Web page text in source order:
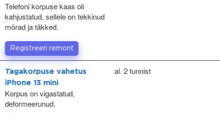
Telefoni korpuse kaas oli
kahjustatud, sellele on tekkinud
mõrad ja täkked.
Registreeri remont
Tagakorpuse vahetus
iPhone 13 mini
Korpus on vigastatud,
deformeerunud.
al. 2 tunnist